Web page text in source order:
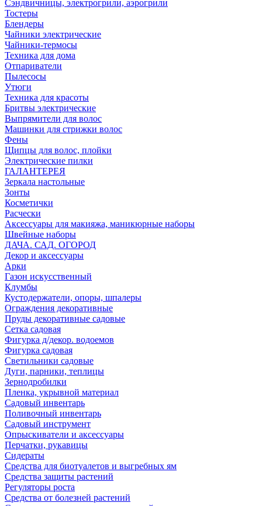
Сэндвичницы, электрогрили, аэрогрили
Тостеры
Блендеры
Чайники электрические
Чайники-термосы
Техника для дома
Отпариватели
Пылесосы
Утюги
Техника для красоты
Бритвы электрические
Выпрямители для волос
Машинки для стрижки волос
Фены
Щипцы для волос, плойки
Электрические пилки
ГАЛАНТЕРЕЯ
Зеркала настольные
Зонты
Косметички
Расчески
Аксессуары для макияжа, маникюрные наборы
Швейные наборы
ДАЧА. САД. ОГОРОД
Декор и аксессуары
Арки
Газон искусственный
Клумбы
Кустодержатели, опоры, шпалеры
Ограждения декоративные
Пруды декоративные садовые
Сетка садовая
Фигурка д/декор. водоемов
Фигурка садовая
Светильники садовые
Дуги, парники, теплицы
Зернодробилки
Пленка, укрывной материал
Садовый инвентарь
Поливочный инвентарь
Садовый инструмент
Опрыскиватели и аксессуары
Перчатки, рукавицы
Сидераты
Средства для биотуалетов и выгребных ям
Средства защиты растений
Регуляторы роста
Средства от болезней растений